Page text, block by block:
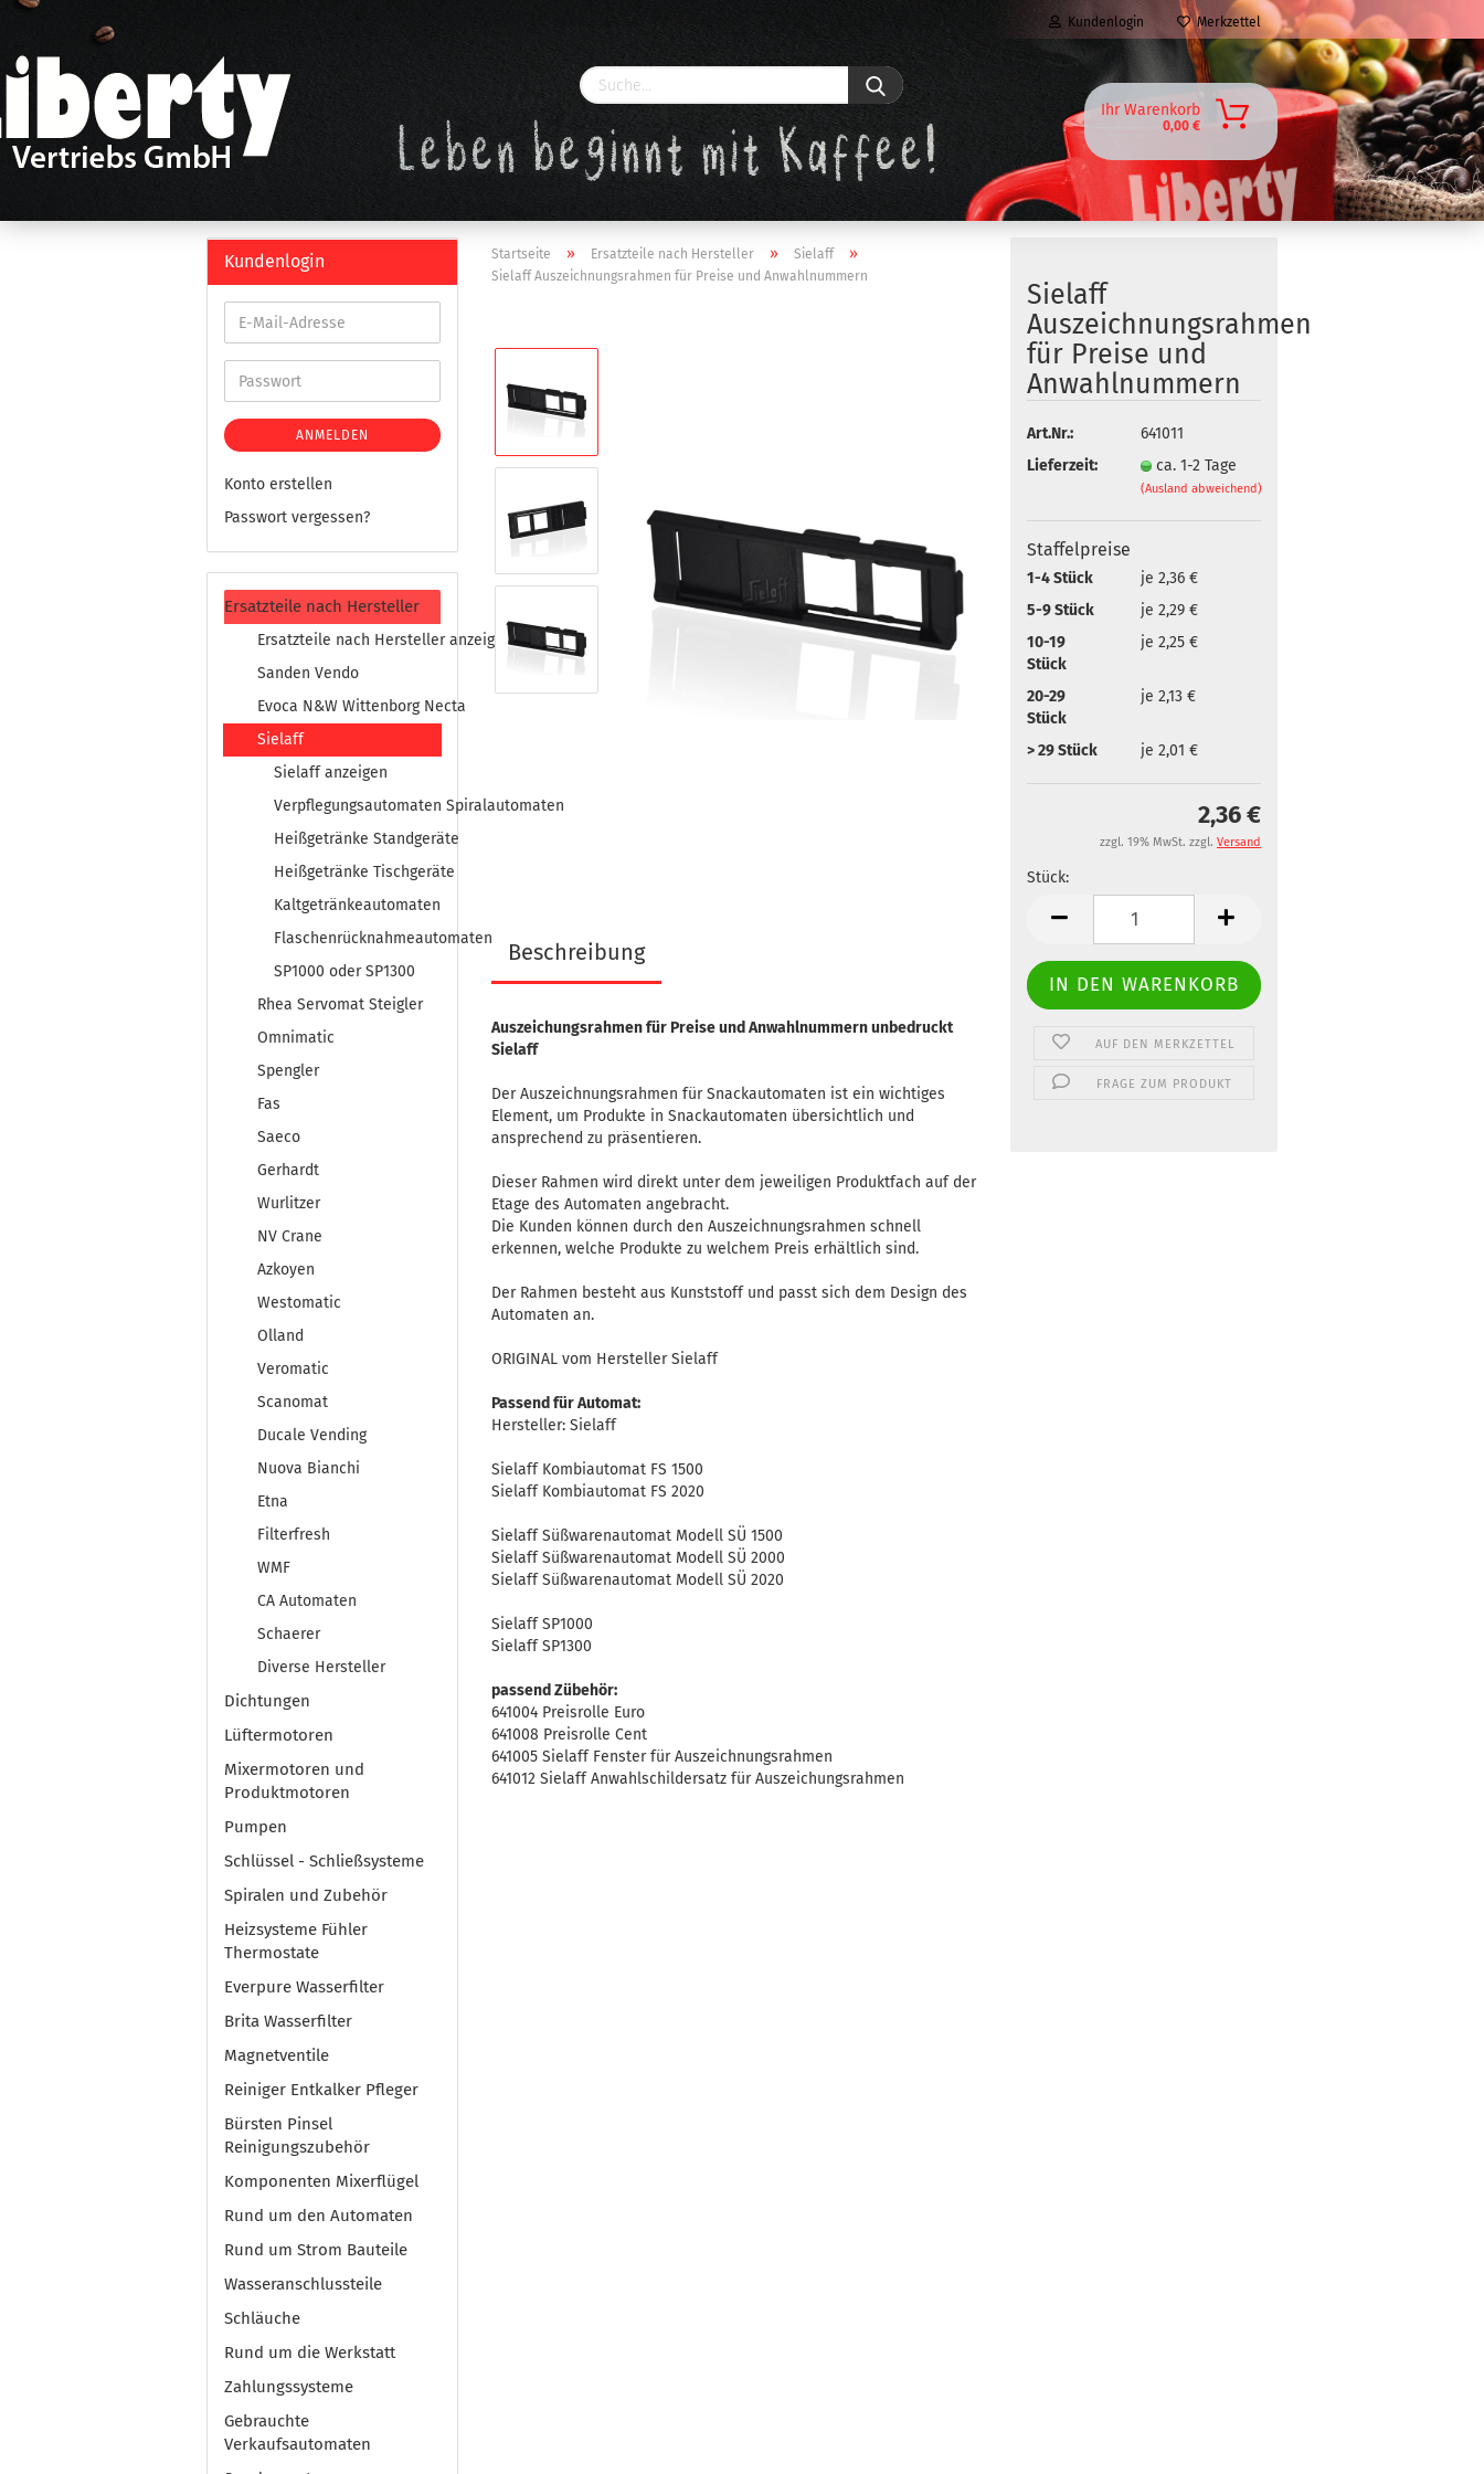
Kundenlogin Merkzettel
Ihr Warenkorb
0,00 €
Startseite » Ersatzteile nach Hersteller » Sielaff »
Sielaff Auszeichnungsrahmen für Preise und Anwahlnummern
Sielaff
Auszeichnungsrahmen
für Preise und
Anwahlnummern
Art.Nr.:
641011
Lieferzeit:
ca. 1-2 Tage
(Ausland abweichend)
Staffelpreise
1-4 Stück
je 2,36 €
5-9 Stück
je 2,29 €
10-19
Stück
je 2,25 €
20-29
Stück
je 2,13 €
> 29 Stück je 2,01 €
2,36 €
zzgl. 19% MwSt. zzgl. Versand
Stück:
Stück
AUF DEN MERKZETTEL
FRAGE ZUM PRODUKT
Beschreibung
Auszeichungsrahmen für Preise und Anwahlnummern unbedruckt
Sielaff
Der Auszeichnungsrahmen für Snackautomaten ist ein wichtiges
Element, um Produkte in Snackautomaten übersichtlich und
ansprechend zu präsentieren.
Dieser Rahmen wird direkt unter dem jeweiligen Produktfach auf der
Etage des Automaten angebracht.
Die Kunden können durch den Auszeichnungsrahmen schnell
erkennen, welche Produkte zu welchem Preis erhältlich sind.
Der Rahmen besteht aus Kunststoff und passt sich dem Design des
Automaten an.
ORIGINAL vom Hersteller Sielaff
Passend für Automat:
Hersteller: Sielaff
Sielaff Kombiautomat FS 1500
Sielaff Kombiautomat FS 2020
Sielaff Süßwarenautomat Modell SÜ 1500
Sielaff Süßwarenautomat Modell SÜ 2000
Sielaff Süßwarenautomat Modell SÜ 2020
Sielaff SP1000
Sielaff SP1300
passend Zübehör:
641004 Preisrolle Euro
641008 Preisrolle Cent
641005 Sielaff Fenster für Auszeichnungsrahmen
641012 Sielaff Anwahlschildersatz für Auszeichungsrahmen
Kundenlogin
ANMELDEN
Konto erstellen
Passwort vergessen?
Ersatzteile nach Hersteller
Ersatzteile nach Hersteller anzeigen
Sanden Vendo
Evoca N&W Wittenborg Necta
Sielaff
Sielaff anzeigen
Verpflegungsautomaten Spiralautomaten
Heißgetränke Standgeräte
Heißgetränke Tischgeräte
Kaltgetränkeautomaten
Flaschenrücknahmeautomaten
SP1000 oder SP1300
Rhea Servomat Steigler
Omnimatic
Spengler
Fas
Saeco
Gerhardt
Wurlitzer
NV Crane
Azkoyen
Westomatic
Olland
Veromatic
Scanomat
Ducale Vending
Nuova Bianchi
Etna
Filterfresh
WMF
CA Automaten
Schaerer
Diverse Hersteller
Dichtungen
Lüftermotoren
Mixermotoren und
Produktmotoren
Pumpen
Schlüssel - Schließsysteme
Spiralen und Zubehör
Heizsysteme Fühler
Thermostate
Everpure Wasserfilter
Brita Wasserfilter
Magnetventile
Reiniger Entkalker Pfleger
Bürsten Pinsel
Reinigungszubehör
Komponenten Mixerflügel
Rund um den Automaten
Rund um Strom Bauteile
Wasseranschlussteile
Schläuche
Rund um die Werkstatt
Zahlungssysteme
Gebrauchte
Verkaufsautomaten